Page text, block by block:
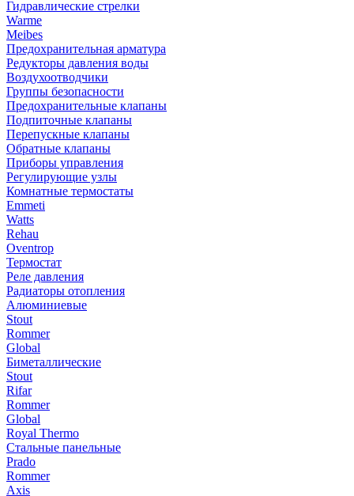
Гидравлические стрелки
Warme
Meibes
Предохранительная арматура
Редукторы давления воды
Воздухоотводчики
Группы безопасности
Предохранительные клапаны
Подпиточные клапаны
Перепускные клапаны
Обратные клапаны
Приборы управления
Регулирующие узлы
Комнатные термостаты
Emmeti
Watts
Rehau
Oventrop
Термостат
Реле давления
Радиаторы отопления
Алюминиевые
Stout
Rommer
Global
Биметаллические
Stout
Rifar
Rommer
Global
Royal Thermo
Стальные панельные
Prado
Rommer
Axis